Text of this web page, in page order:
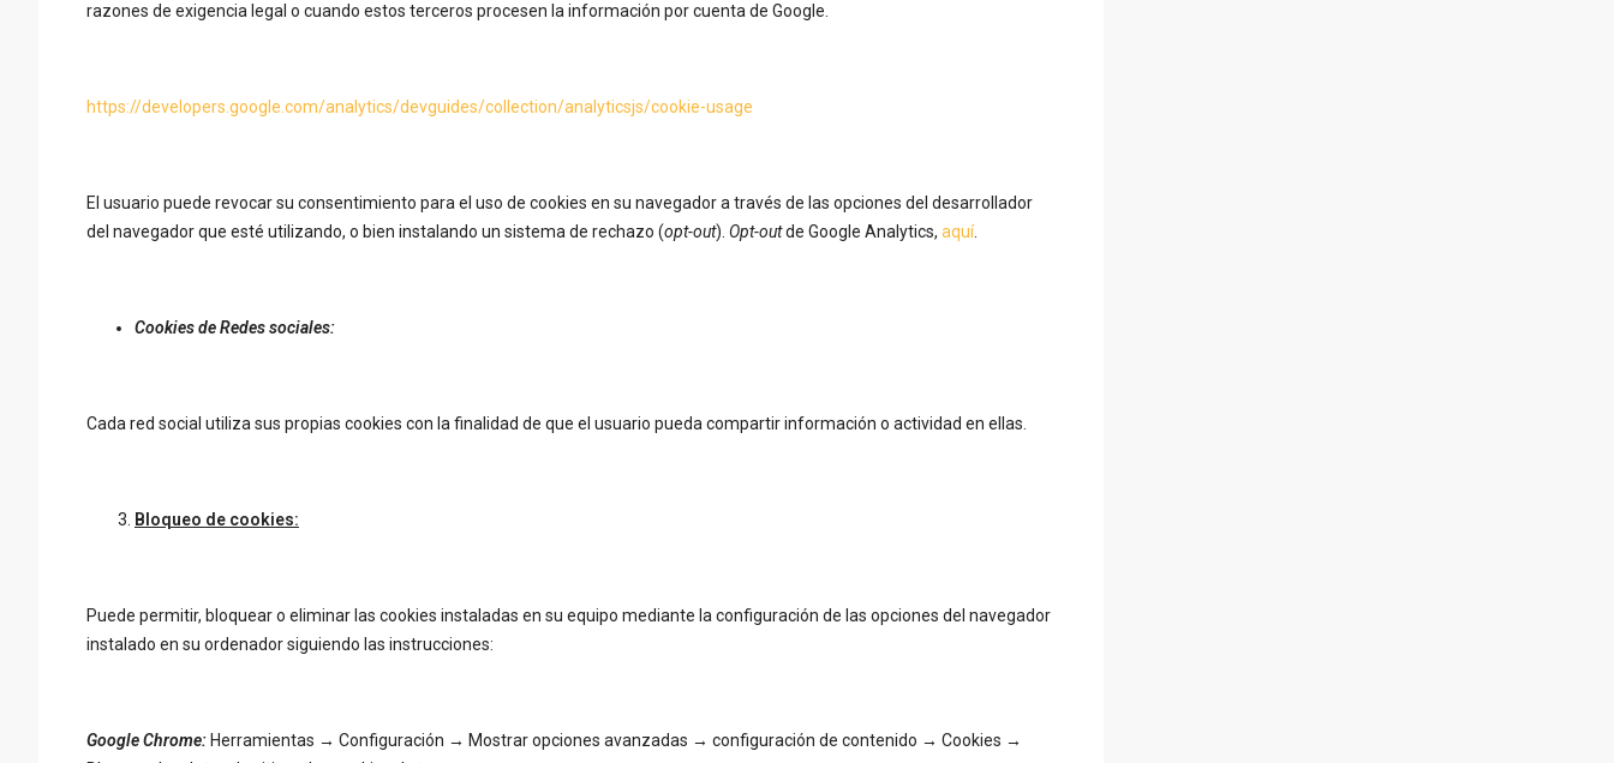
razones de exigencia legal o cuando estos terceros procesen la información por cuenta de Google.
https://developers.google.com/analytics/devguides/collection/analyticsjs/cookie-usage
El usuario puede revocar su consentimiento para el uso de cookies en su navegador a través de las opciones del desarrollador
del navegador que esté utilizando, o bien instalando un sistema de rechazo (opt-out). Opt-outde Google Analytics, aquí.
Cookies de Redes sociales:
Cada red social utiliza sus propias cookies con la finalidad de que el usuario pueda compartir información o actividad en ellas.
Bloqueo de cookies:
Puede permitir, bloquear o eliminar las cookies instaladas en su equipo mediante la configuración de las opciones del navegador
instalado en su ordenador siguiendo las instrucciones:
Google Chrome: Herramientas → Configuración → Mostrar opciones avanzadas → configuración de contenido → Cookies →